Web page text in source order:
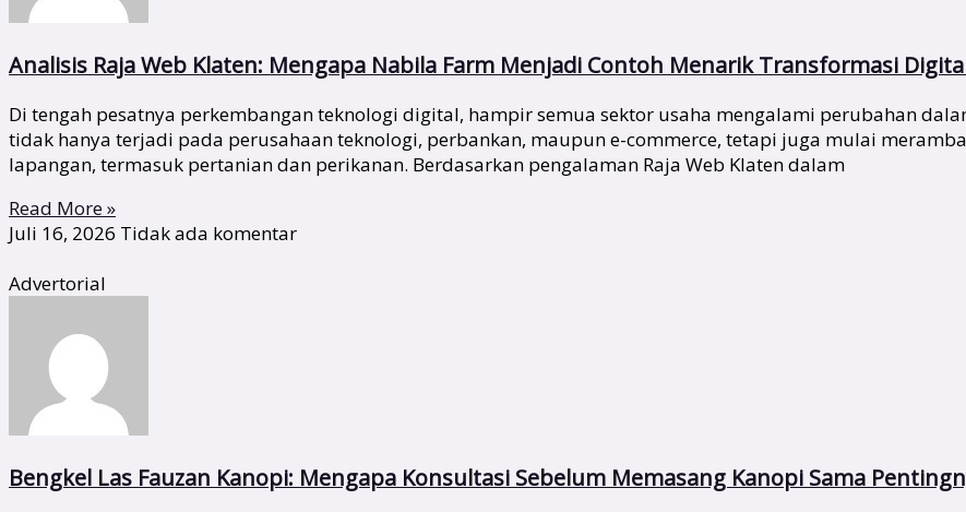
Analisis Raja Web Klaten: Mengapa Nabila Farm Menjadi Contoh Menarik Transformasi
Di tengah pesatnya perkembangan teknologi digital, hampir semua sektor usaha mengalami perubahan
tidak hanya terjadi pada perusahaan teknologi, perbankan, maupun e-commerce, tetapi juga mulai
lapangan, termasuk pertanian dan perikanan. Berdasarkan pengalaman Raja Web Klaten dalam
Read More »
Juli 16, 2026 Tidak ada komentar
Advertorial
Bengkel Las Fauzan Kanopi: Mengapa Konsultasi Sebelum Memasang Kanopi Sama